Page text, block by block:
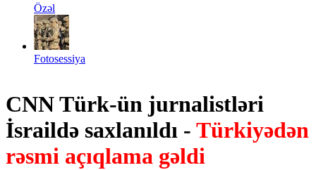
Özəl
Fotosessiya
CNN Türk-ün jurnalistləri
İsraildə saxlanıldı - Türkiyədən
rəsmi açıqlama gəldi